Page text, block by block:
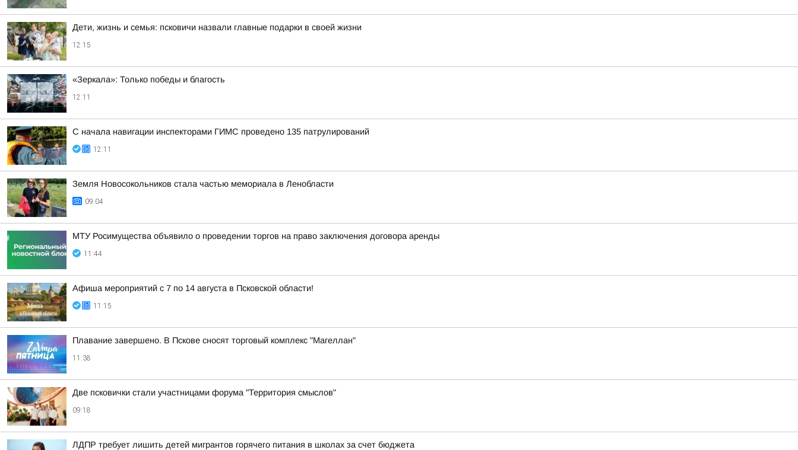
Дети, жизнь и семья: псковичи назвали главные подарки в своей жизни
12:15
«Зеркала»: Только победы и благость
12:11
С начала навигации инспекторами ГИМС проведено 135 патрулирований
12:11
Земля Новосокольников стала частью мемориала в Ленобласти
09:04
МТУ Росимущества объявило о проведении торгов на право заключения договора аренды
11:44
Афиша мероприятий с 7 по 14 августа в Псковской области!
11:15
Плавание завершено. В Пскове сносят торговый комплекс "Магеллан"
11:38
Две псковички стали участницами форума "Территория смыслов"
09:18
ЛДПР требует лишить детей мигрантов горячего питания в школах за счет бюджета